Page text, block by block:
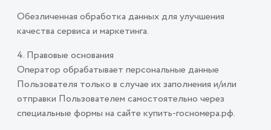
Обезличенная обработка данных для улучшения
качества сервиса и маркетинга.
4. Правовые основания
Оператор обрабатывает персональные данные
Пользователя только в случае их заполнения и/или
отправки Пользователем самостоятельно через
специальные формы на сайте купить-госномера.рф.